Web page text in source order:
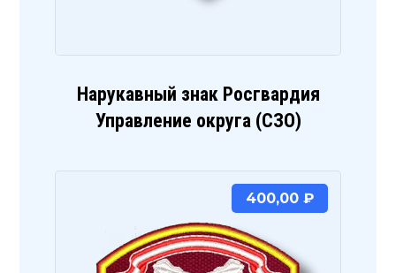
Нарукавный знак Росгвардия
Управление округа (СЗО)
400,00 ₽